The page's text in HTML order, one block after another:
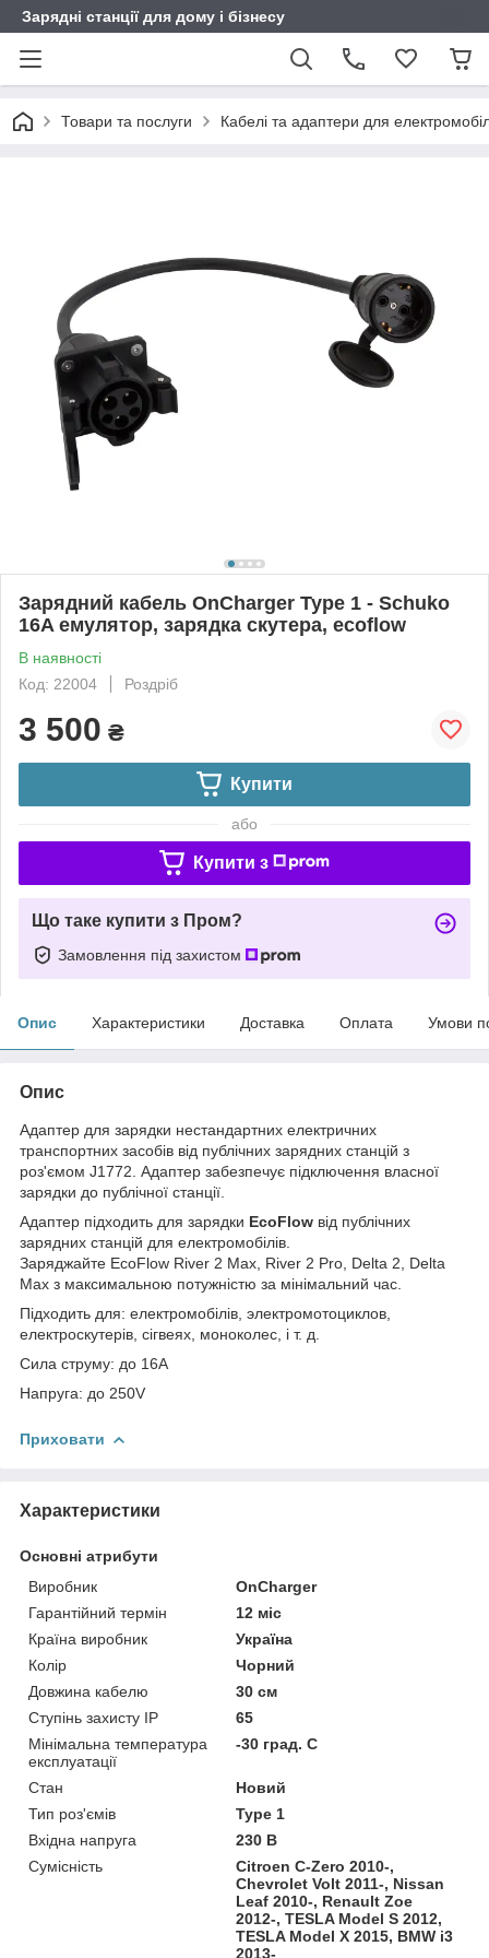
Зарядні станції для дому і бізнесу
Товари та послуги Кабелі та адаптери для
Зарядний кабель OnCharger Type 1 - Schuko
16A емулятор, зарядка скутера, ecoflow
В наявності
Код: 22004
Роздріб
3 500 ₴
Купити
або
Купити з
Що таке купити з Пром?
Замовлення під захистом
Опис Характеристики Доставка Оплата Умови
Опис
Адаптер для зарядки нестандартних електричних
транспортних засобів від публічних зарядних станцій з
роз'ємом J1772. Адаптер забезпечує підключення власної
зарядки до публічної станції.
Адаптер підходить для зарядки EcoFlow від публічних
зарядних станцій для електромобілів.
Заряджайте EcoFlow River 2 Max, River 2 Pro, Delta 2, Delta
Max з максимальною потужністю за мінімальний час.
Підходить для: електромобілів, электромотоциклов,
електроскутерів, сігвеях, моноколес, і т. д.
Сила струму: до 16А
Напруга: до 250V
Приховати
Характеристики
Основні атрибути
Виробник
OnCharger
Гарантійний термін
12 міс
Країна виробник
Україна
Колір
Чорний
Довжина кабелю
30 см
Ступінь захисту IP
65
Мінімальна температура
експлуатації
-30 град. C
Стан
Новий
Тип роз'ємів
Type 1
Вхідна напруга
230 В
Сумісність
Citroen C-Zero 2010-,
Chevrolet Volt 2011-, Nissan
Leaf 2010-, Renault Zoe
2012-, TESLA Model S 2012,
TESLA Model X 2015, BMW i3
2013-